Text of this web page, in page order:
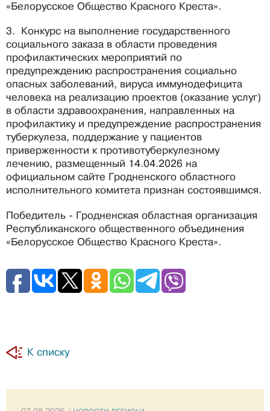
«Белорусское Общество Красного Креста».
3. Конкурс на выполнение государственного
социального заказа в области проведения
профилактических мероприятий по
предупреждению распространения социально
опасных заболеваний, вируса иммунодефицита
человека на реализацию проектов (оказание услуг)
в области здравоохранения, направленных на
профилактику и предупреждение распространения
туберкулеза, поддержание у пациентов
приверженности к противотуберкулезному
лечению, размещенный 14.04.2026 на
официальном сайте Гродненского областного
исполнительного комитета признан состоявшимся.
Победитель - Гродненская областная организация
Республиканского общественного объединения
«Белорусское Общество Красного Креста».
К списку